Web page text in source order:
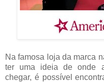
Na famosa loja da marca
ter uma ideia de onde
chegar, é possível